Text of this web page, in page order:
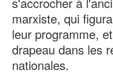
marxiste, qui
leur programme,
drapeau dans les
nationales.